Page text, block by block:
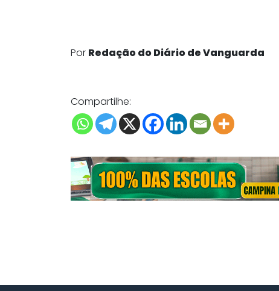
Por Redação do Diário de Vanguarda
Compartilhe: